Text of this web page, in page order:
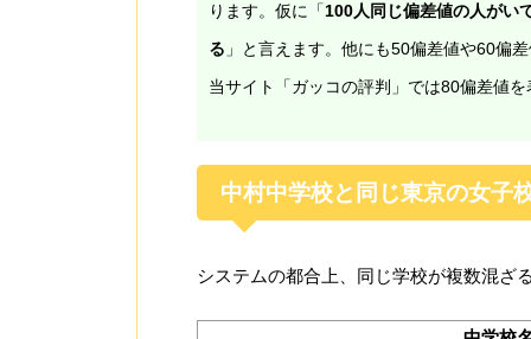
ります。仮に「100人同じ偏差値の人がい
る 」と言えます。他にも50偏差値や60偏
当サイト「ガッコの評判」では80偏差値
中村中学校と同じ東京の女子
システムの都合上、同じ学校が複数混ざ